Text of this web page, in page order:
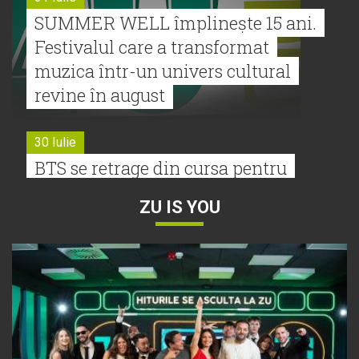
SUMMER WELL împlinește 15 ani.
Festivalul care a transformat
muzica într-un univers cultural
revine în august
30 Iulie
BTS se retrage din cursa pentru
Tyla a lansat un nou album:
„A*Pop”
30 Iulie
ZU IS YOU